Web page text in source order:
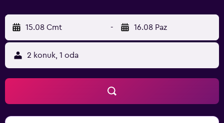
15.08 Cmt - 16.08 Paz
2 konuk, 1 oda